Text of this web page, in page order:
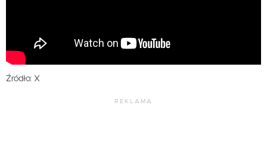
Źródło: X
REKLAMA